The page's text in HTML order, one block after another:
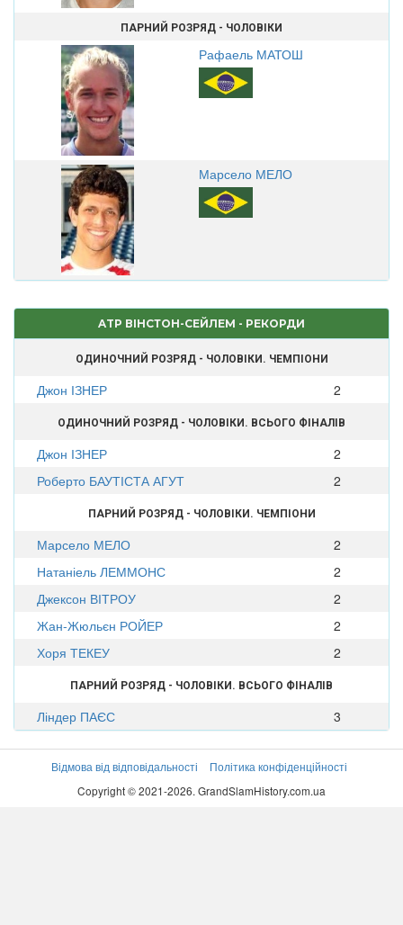
ПАРНИЙ РОЗРЯД - ЧОЛОВІКИ
Рафаель МАТОШ
Марсело МЕЛО
ATP ВІНСТОН-СЕЙЛЕМ - РЕКОРДИ
ОДИНОЧНИЙ РОЗРЯД - ЧОЛОВІКИ. ЧЕМПІОНИ
Джон ІЗНЕР 2
ОДИНОЧНИЙ РОЗРЯД - ЧОЛОВІКИ. ВСЬОГО ФІНАЛІВ
Джон ІЗНЕР
2
Роберто БАУТІСТА АГУТ
2
ПАРНИЙ РОЗРЯД - ЧОЛОВІКИ. ЧЕМПІОНИ
Марсело МЕЛО
2
Натаніель ЛЕММОНС
2
Джексон ВІТРОУ
2
Жан-Жюльєн РОЙЕР
2
Хоря ТЕКЕУ
2
ПАРНИЙ РОЗРЯД - ЧОЛОВІКИ. ВСЬОГО ФІНАЛІВ
Ліндер ПАЄС 3
Відмова від відповідальності
Політика конфіденційності
Copyright © 2021-2026. GrandSlamHistory.com.ua